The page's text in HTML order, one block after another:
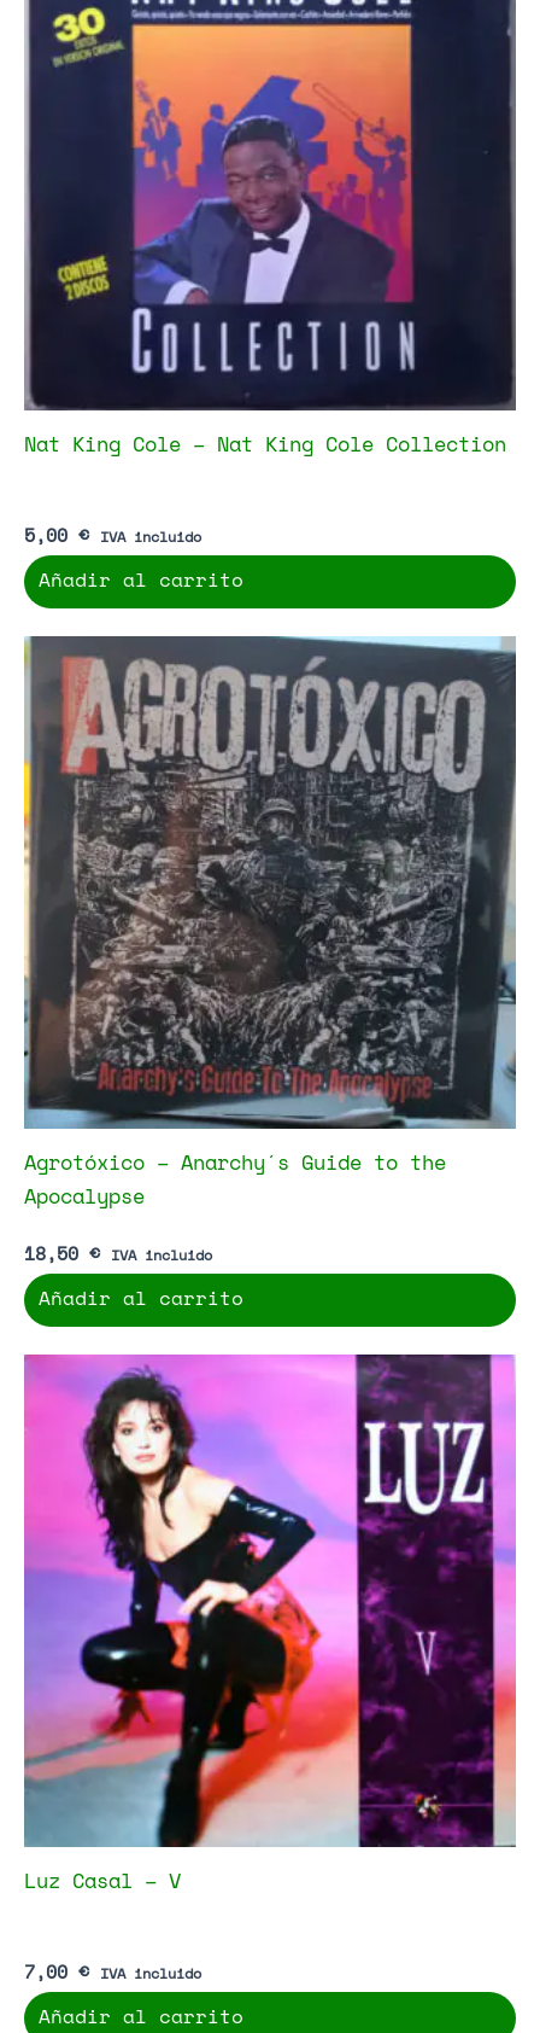
Nat King Cole – Nat King Cole Collection
5,00 € IVA incluido
Añadir al carrito
Agrotóxico – Anarchy´s Guide to the
Apocalypse
18,50 € IVA incluido
Añadir al carrito
Luz Casal – V
7,00 € IVA incluido
Añadir al carrito